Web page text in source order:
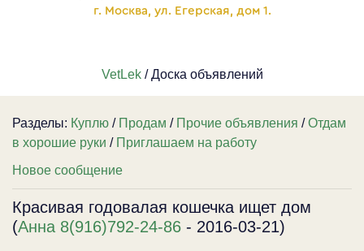
г. Москва, ул. Егерская, дом 1.
VetLek/ Доска объявлений
Разделы: Куплю / Продам / Прочие объявления /Отдам
в хорошие руки / Приглашаем на работу
Новое сообщение
Красивая годовалая кошечка ищет дом
(Анна 8(916)792-24-86 - 2016-03-21)